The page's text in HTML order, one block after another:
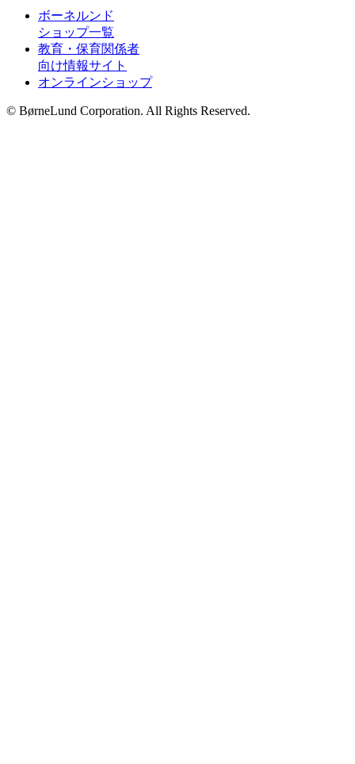
ボーネルンド
ショップ一覧
教育・保育関係者
向け情報サイト
オンラインショップ
© BørneLund Corporation. All Rights Reserved.